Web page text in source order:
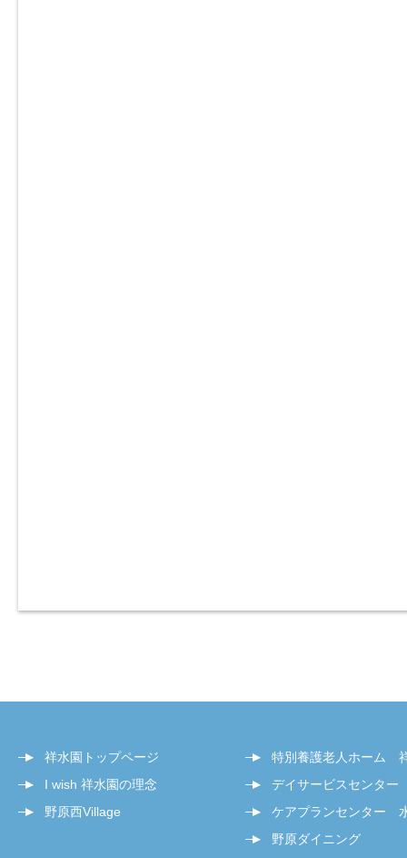
祥水園トップページ
I wish 祥水園の理念
野原西Village
特別養護老人ホーム
デイサービスセンタ
ケアプランセンター
野原ダイニング